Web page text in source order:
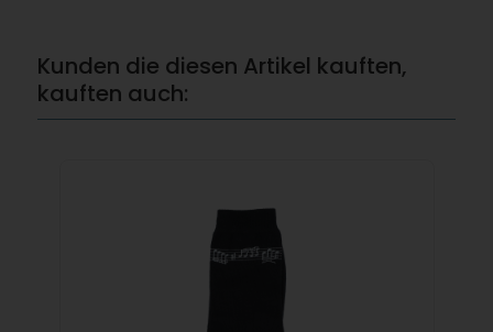
Kunden die diesen Artikel kauften,
kauften auch: